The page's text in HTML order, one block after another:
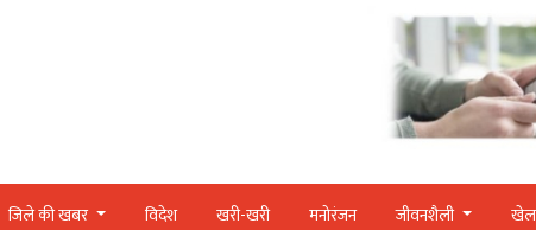
जिले की खबर विदेश खरी-खरी मनोरंजन जीवनशैली खेल